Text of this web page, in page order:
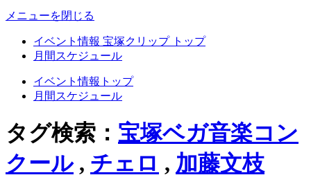
メニューを閉じる
イベント情報 宝塚クリップ トップ
月間スケジュール
イベント情報トップ
月間スケジュール
タグ検索： 宝塚ベガ音楽コン
クール, チェロ , 加藤文枝